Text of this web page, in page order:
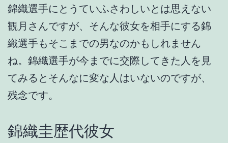
錦織選手にとうていふさわしいとは思えない
観月さんですが、そんな彼女を相手にする錦
織選手もそこまでの男なのかもしれません
ね。錦織選手が今までに交際してきた人を見
てみるとそんなに変な人はいないのですが、
残念です。
錦織圭歴代彼女